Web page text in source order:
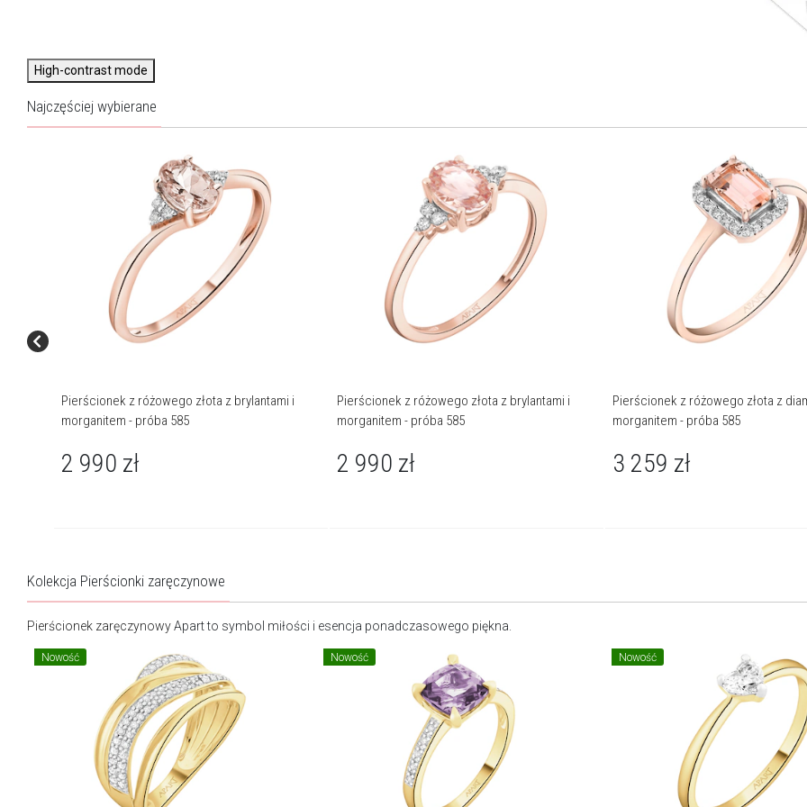
High-contrast mode
Najczęściej wybierane
Pierścionek z różowego złota z brylantami i
morganitem - próba 585
2 990 zł
Pierścionek z różowego złota z brylantami i
morganitem - próba 585
2 990 zł
Pierścionek z różowego złota z
morganitem - próba 585
3 259 zł
Kolekcja Pierścionki zaręczynowe
Pierścionek zaręczynowyApart to symbol miłości i esencja ponadczasowego piękna.
Nowość Nowość Nowość